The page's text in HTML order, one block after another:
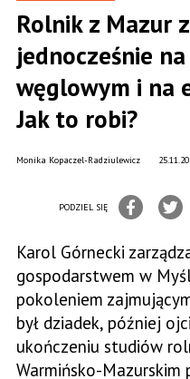
Rolnik z Mazur
jednocześnie
węglowym i na
Jak to robi?
Monika Kopaczel-Radziulewicz
PODZIEL SIĘ
Karol Górnecki
gospodarstwem w
pokoleniem
był dziadek, później
ukończeniu studiów
Warmińsko-